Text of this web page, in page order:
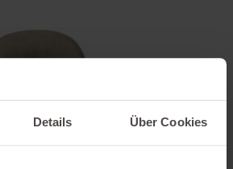
Details Über Cookies